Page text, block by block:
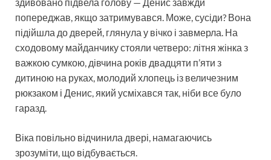
попереджав, якщо затримувався. Може, сусіди? Вона
підійшла до дверей, глянула у вічко і завмерла. На
сходовому майданчику стояли четверо: літня жінка з
важкою сумкою, дівчина років двадцяти п’яти з
дитиною на руках, молодий хлопець із величезним
рюкзаком і Денис, який усміхався так, ніби все було
гаразд.
Віка повільно відчинила двері, намагаючись
зрозуміти, що відбувається.